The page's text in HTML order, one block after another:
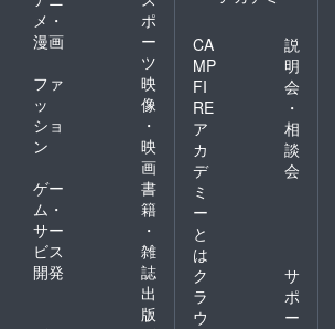
メ・
漫画
ポ
ー
ツ
ファ
ッ
ショ
ン
映
像
・
映
画
ゲー
ム・
サー
ビス
開発
書
籍
・
雑
誌
出
版
CA
MP
FI
RE
ア
カ
デ
ミ
ー
と
は
説
明
会
・
相
談
会
ク
ラ
ウ
サ
ポ
ー